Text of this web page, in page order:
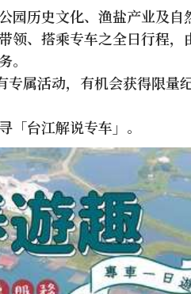
园历史文化、渔盐产业及自
领、搭乘专车之全日行程，
。
属活动，有机会获得限量
「台江解说专车」。